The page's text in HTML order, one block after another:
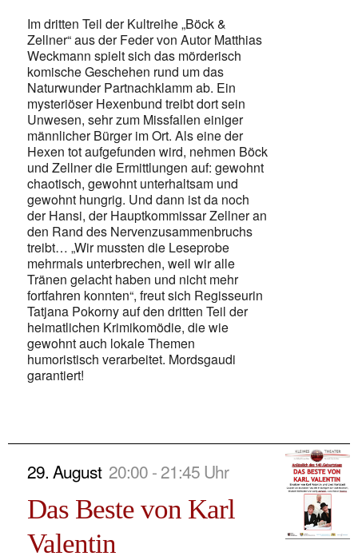
Im dritten Teil der Kultreihe „Böck &
Zellner“ aus der Feder von Autor Matthias
Weckmann spielt sich das mörderisch
komische Geschehen rund um das
Naturwunder Partnachklamm ab. Ein
mysteriöser Hexenbund treibt dort sein
Unwesen, sehr zum Missfallen einiger
männlicher Bürger im Ort. Als eine der
Hexen tot aufgefunden wird, nehmen Böck
und Zellner die Ermittlungen auf: gewohnt
chaotisch, gewohnt unterhaltsam und
gewohnt hungrig. Und dann ist da noch
der Hansi, der Hauptkommissar Zellner an
den Rand des Nervenzusammenbruchs
treibt… „Wir mussten die Leseprobe
mehrmals unterbrechen, weil wir alle
Tränen gelacht haben und nicht mehr
fortfahren konnten“, freut sich Regisseurin
Tatjana Pokorny auf den dritten Teil der
heimatlichen Krimikomödie, die wie
gewohnt auch lokale Themen
humoristisch verarbeitet. Mordsgaudi
garantiert!
29. August 20:00 - 21:45 Uhr
Das Beste von Karl
Valentin